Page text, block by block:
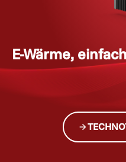
E-Wärme,